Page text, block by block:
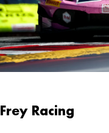
Racing